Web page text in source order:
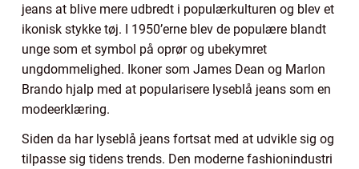
jeans at blive mere udbredt i populærkulturen og blev et
ikonisk stykke tøj. I 1950’erne blev de populære blandt
unge som et symbol på oprør og ubekymret
ungdommelighed. Ikoner som James Dean og Marlon
Brando hjalp med at popularisere lyseblå jeans som en
modeerklæring.
Siden da har lyseblå jeans fortsat med at udvikle sig og
tilpasse sig tidens trends. Den moderne fashionindustri